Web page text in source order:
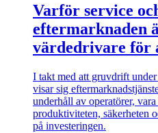
Varför service
eftermarknaden
värdedrivare för
I takt med att gruvdrift
visar sig
underhåll av operatörer,
produktiviteten, säkerheten
på investeringen.